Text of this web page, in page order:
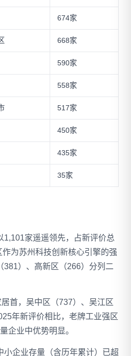
674家
668家
590家
558家
517家
450家
435家
35家
1,101家遥遥领先，占新评价总
为苏州科技创新核心引擎的强
381）、高新区（266）分列二
首，吴中区（737）、吴江区
年新评价相比，老牌工业强区
企业中优势明显。
小企业存量（含历年累计）已超